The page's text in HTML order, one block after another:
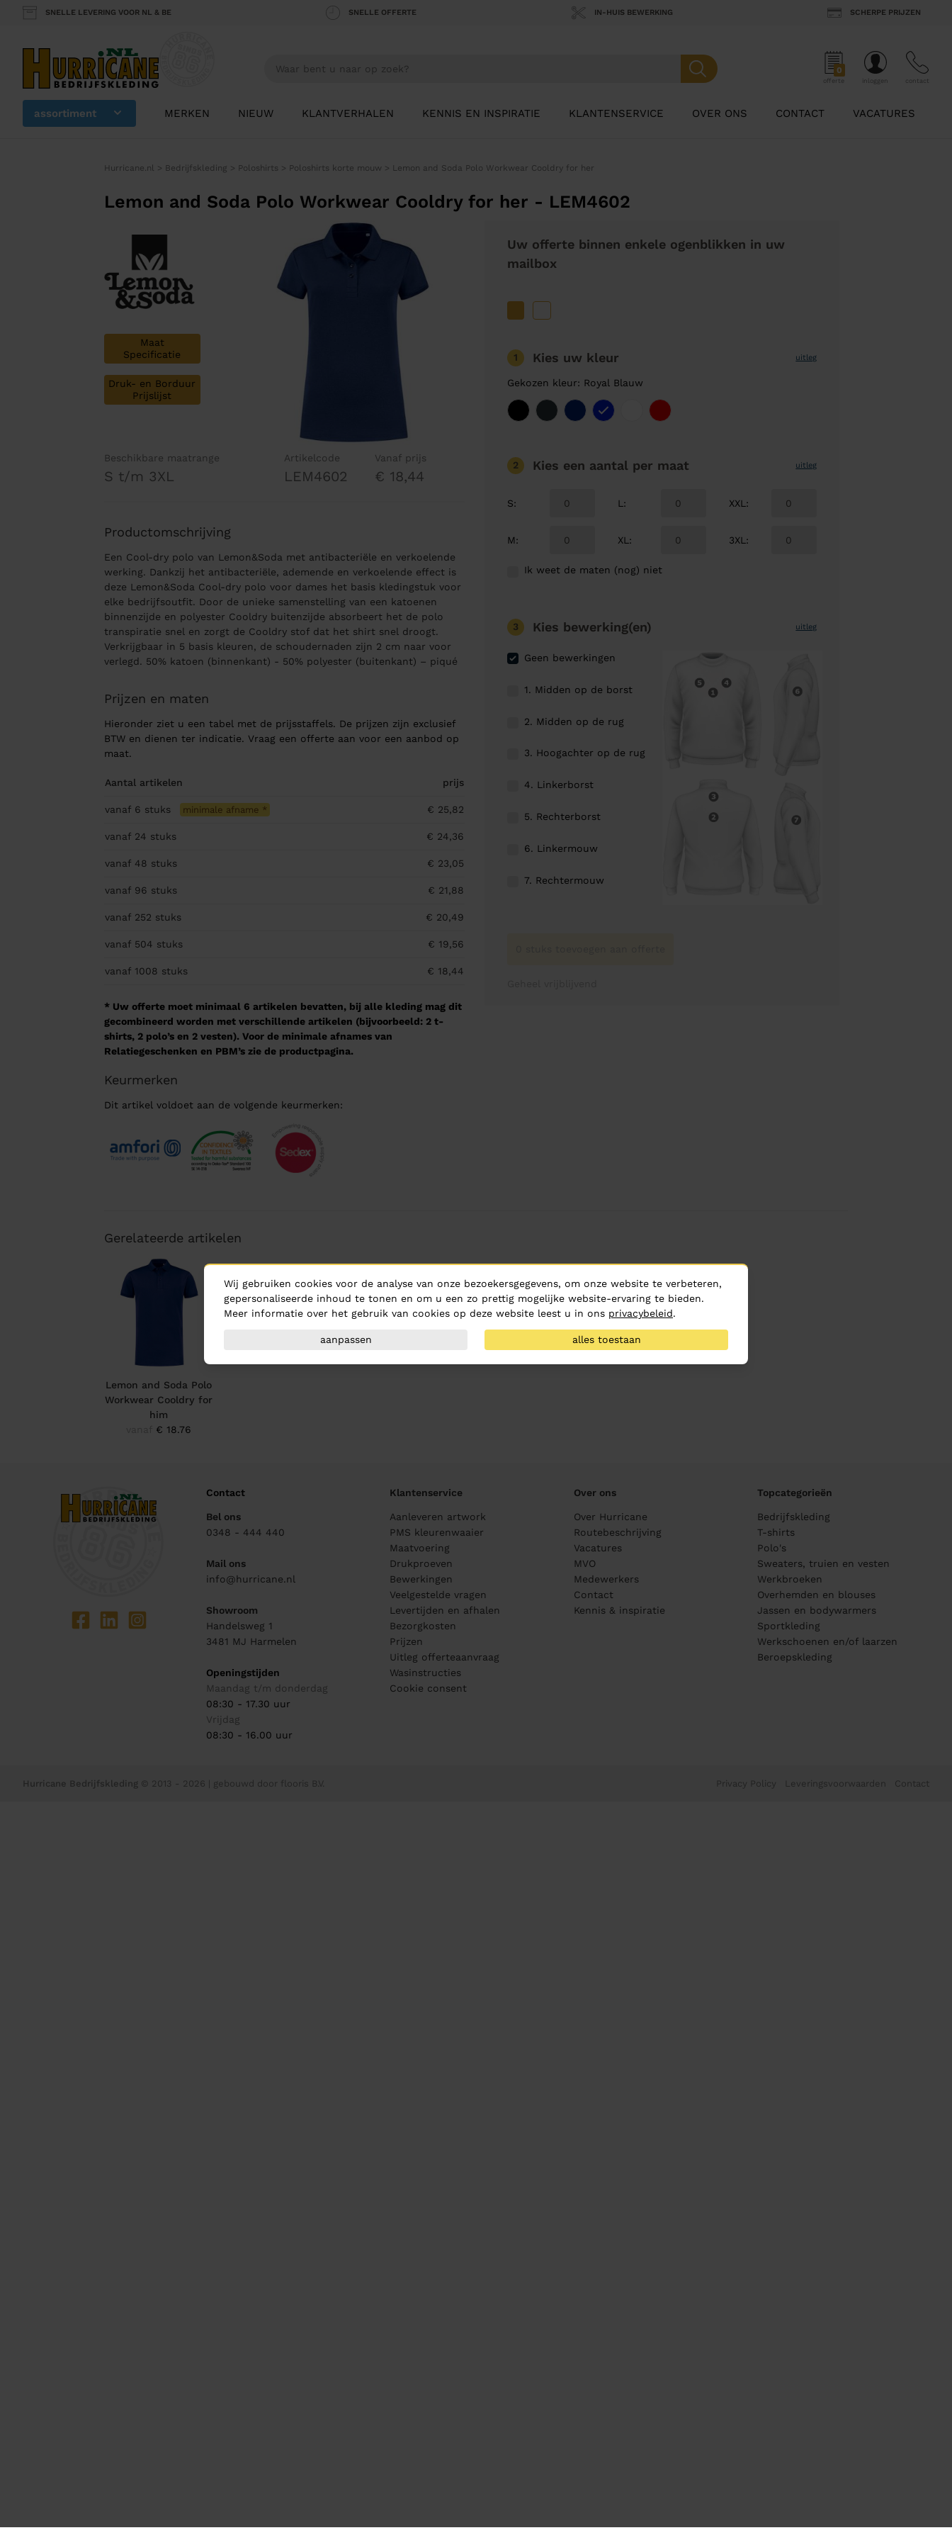
SNELLE LEVERING VOOR NL & BE SNELLE OFFERTE IN-HUIS BEWERKING SCHERPE PRIJZEN
0
offerte inloggen contact
assortiment MERKEN NIEUW KLANTVERHALEN KENNIS EN INSPIRATIE KLANTENSERVICE OVER ONS CONTACT VACATURES
Hurricane.nl > Bedrijfskleding > Poloshirts > Poloshirts korte mouw > Lemon and Soda Polo Workwear Cooldry for her
Lemon and Soda Polo Workwear Cooldry for her - LEM4602
Maat
Specificatie
Druk- en Borduur
Prijslijst
Beschikbare maatrange
S t/m 3XL
Artikelcode
LEM4602
Vanaf prijs
€ 18,44
Productomschrijving
Een Cool-dry polo van Lemon&Soda met antibacteriële en verkoelende
werking. Dankzij het antibacteriële, ademende en verkoelende effect is
deze Lemon&Soda Cool-dry polo voor dames het basis kledingstuk voor
elke bedrijfsoutfit. Door de unieke samenstelling van een katoenen
binnenzijde en polyester Cooldry buitenzijde absorbeert het de polo
transpiratie snel en zorgt de Cooldry stof dat het shirt snel droogt.
Verkrijgbaar in 5 basis kleuren, de schoudernaden zijn 2 cm naar voor
verlegd. 50% katoen (binnenkant) - 50% polyester (buitenkant) – piqué
Prijzen en maten
Hieronder ziet u een tabel met de prijsstaffels. De prijzen zijn exclusief
BTW en dienen ter indicatie. Vraag een offerte aan voor een aanbod op
maat.
Aantal artikelen prijs
vanaf 6 stuks minimale afname * € 25,82
vanaf 24 stuks € 24,36
vanaf 48 stuks € 23,05
vanaf 96 stuks € 21,88
vanaf 252 stuks € 20,49
vanaf 504 stuks € 19,56
vanaf 1008 stuks € 18,44
* Uw offerte moet minimaal 6 artikelen bevatten, bij alle kleding mag dit
gecombineerd worden met verschillende artikelen (bijvoorbeeld: 2 t-
shirts, 2 polo’s en 2 vesten). Voor de minimale afnames van
Relatiegeschenken en PBM’s zie de productpagina.
Keurmerken
Dit artikel voldoet aan de volgende keurmerken:
Uw offerte binnen enkele ogenblikken in uw
mailbox
1 Kies uw kleur uitleg
Gekozen kleur: Royal Blauw
2 Kies een aantal per maat uitleg
S:
M:
L :
XL :
XXL :
3XL :
Ik weet de maten (nog) niet
3 Kies bewerking(en) uitleg
Geen bewerkingen
1. Midden op de borst
2. Midden op de rug
3. Hoogachter op de rug
4. Linkerborst
5. Rechterborst
6. Linkermouw
7. Rechtermouw
Gerelateerde artikelen
Lemon and Soda Polo
Workwear Cooldry for
him
€ 18.76
Contact
Bel ons
0348 - 444 440
Mail ons
info@hurricane.nl
Showroom
Handelsweg 1
3481 MJ Harmelen
Openingstijden
Maandag t/m donderdag
08:30 - 17.30 uur
Vrijdag
08:30 - 16.00 uur
Klantenservice
Aanleveren artwork
PMS kleurenwaaier
Maatvoering
Drukproeven
Bewerkingen
Veelgestelde vragen
Levertijden en afhalen
Bezorgkosten
Prijzen
Uitleg offerteaanvraag
Wasinstructies
Cookie consent
Over ons
Over Hurricane
Routebeschrijving
Vacatures
MVO
Medewerkers
Contact
Kennis & inspiratie
Topcategorieën
Bedrijfskleding
T-shirts
Polo's
Sweaters, truien en vesten
Werkbroeken
Overhemden en blouses
Jassen en bodywarmers
Sportkleding
Werkschoenen en/of laarzen
Beroepskleding
Hurricane Bedrijfskleding © 2013 - 2026 | gebouwd door flooris B.V. Privacy Policy Leveringsvoorwaarden Contact
Wij gebruiken cookies voor de analyse van onze bezoekersgegevens, om onze website te verbeteren,
gepersonaliseerde inhoud te tonen en om u een zo prettig mogelijke website-ervaring te bieden.
Meer informatie over het gebruik van cookies op deze website leest u in ons privacybeleid.
aanpassen alles toestaan